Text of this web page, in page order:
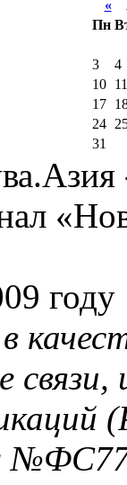
«
Пн
3
4
10
11
17
24
31
году